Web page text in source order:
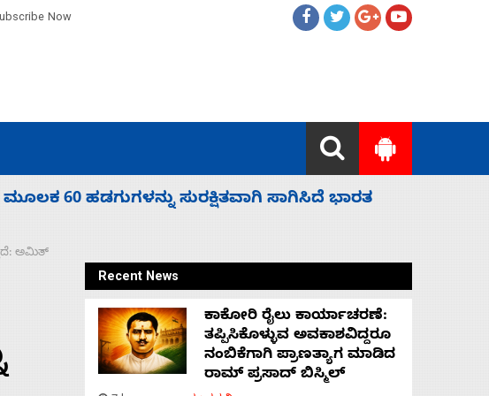
Now
ನಡೆಸಲು ಬಿಡೆವು: ಛಲವಾದಿ ನಾರಾಯಣಸ್ವಾಮಿ
ಅಮಿತ್‌
Recent News
ಕಾಕೋರಿ ರೈಲು ಕಾರ್ಯಾಚರಣೆ:
ತಪ್ಪಿಸಿಕೊಳ್ಳುವ ಅವಕಾಶವಿದ್ದರೂ
ನಂಬಿಕೆಗಾಗಿ ಪ್ರಾಣತ್ಯಾಗ ಮಾಡಿದ
ರಾಮ್ ಪ್ರಸಾದ್ ಬಿಸ್ಮಿಲ್